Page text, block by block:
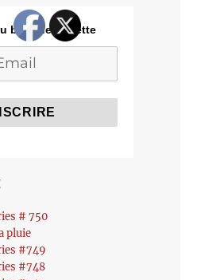
blog de Cozette
# 750
pluie
#749
#748